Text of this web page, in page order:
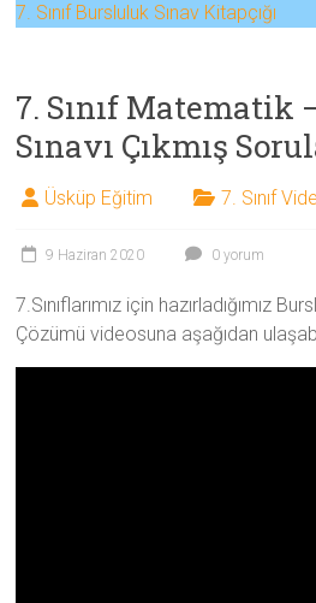
7. Sınıf Bursluluk Sınav Kitapçığı
7. Sınıf Matematik
Sınavı Çıkmış
Üsküp Eğitim 7. Sınıf
9 Haziran 2020 0 yorum
7.Sınıflarımız için hazırladığımız
Çözümü videosuna aşağıdan